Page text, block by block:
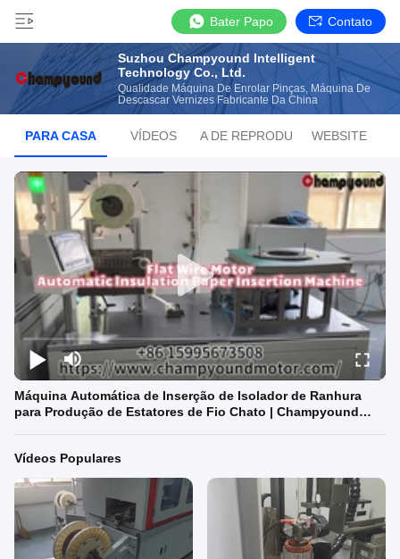
Bater Papo Contato
Suzhou Champyound Intelligent
Technology Co., Ltd.
Qualidade Máquina De Enrolar Pinças, Máquina De
Descascar Vernizes Fabricante Da China
PARA CASA VÍDEOSLISTA DE REPRODUÇÃOWEBSITE
Máquina Automática de Inserção de Isolador de Ranhura
para Produção de Estatores de Fio Chato | Champyound
Vídeos Populares